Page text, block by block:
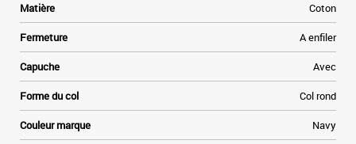
Matière Coton
Fermeture A enfiler
Capuche Avec
Forme du col Col rond
Couleur marque Navy